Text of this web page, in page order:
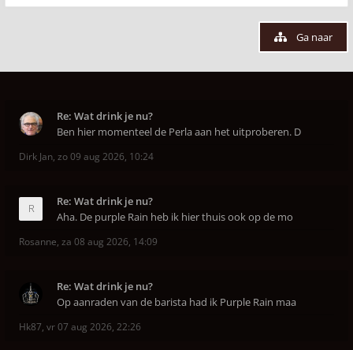
Ga naar
Re: Wat drink je nu?
Ben hier momenteel de Perla aan het uitproberen. D
Dirk Jan, zo 09 aug 2026, 10:24
Re: Wat drink je nu?
Aha. De purple Rain heb ik hier thuis ook op de mo
Rosanne, za 08 aug 2026, 14:09
Re: Wat drink je nu?
Op aanraden van de barista had ik Purple Rain maa
Hk87, vr 07 aug 2026, 22:26